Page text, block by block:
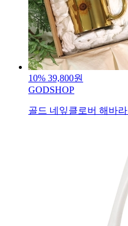
10% 39,800원
GODSHOP
골드 네잎클로버 해바